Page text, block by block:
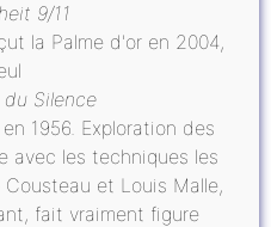
9/11
la Palme d'or en 2004,
Silence
1956. Exploration des
avec les techniques les
et Louis Malle,
fait vraiment figure